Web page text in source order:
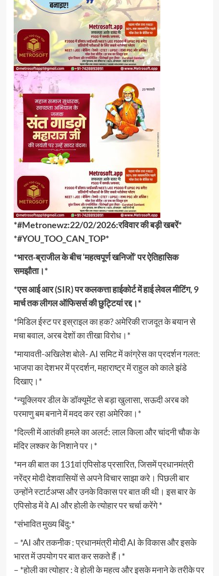
*#Metronewz:22/02/2026:रविवार की बड़ी खबरें*
*#YOU_TOO_CAN_TOP*
*भारत-ब्राजील के बीच ‘महत्वपूर्ण खनिजों’ पर ऐतिहासिक
समझौता।*
*एस आई आर (SIR) पर कलकत्ता हाईकोर्ट में हाई लेवल मीटिंग, 9
मार्च तक लीगल ऑफिसर्स की छुट्टियां रद्द।*
*मिडिल ईस्ट पर इस्राइल का हक? अमेरिकी राजदूत के बयान से
मचा बवाल, अरब देशों का तीखा विरोध।*
*मायावती-अखिलेश बोले- AI समिट में कांग्रेस का प्रदर्शन गलत:
भाजपा का देशभर में प्रदर्शन, महाराष्ट्र में राहुल को काले झंडे
दिखाए।*
*न्यूक्लियर डील के डॉक्यूमेंट से बड़ा खुलासा, सऊदी अरब को
परमाणु बम बनाने में मदद कर रहा अमेरिका।*
*दिल्ली में आतंकी हमले का अलर्ट: लाल किला और चांदनी चौक के
मंदिर लश्कर के निशाने पर।*
*मन की बात का 131वां एपिसोड प्रसारित, जिसमें प्रधानमंत्री
नरेंद्र मोदी देशवासियों से अपने विचार साझा करे। पिछली बार
उन्होंने स्टार्टअप्स और उनके विकास पर बात की थी। इस बार के
एपिसोड में वे AI और होली के त्योहार पर चर्चा करेंगे *
*संभावित मुख्य बिंदु:*
– *AI और तकनीक : प्रधानमंत्री मोदी AI के विकास और इसके
भारत में उपयोग पर बात कर सकते हैं।*
– *होली का त्योहार : वे होली के महत्व और इसके मनाने के तरीके पर